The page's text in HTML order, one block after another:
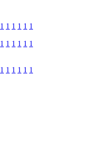
1 1 1 1 1 1
1 1 1 1 1 1
1 1 1 1 1 1